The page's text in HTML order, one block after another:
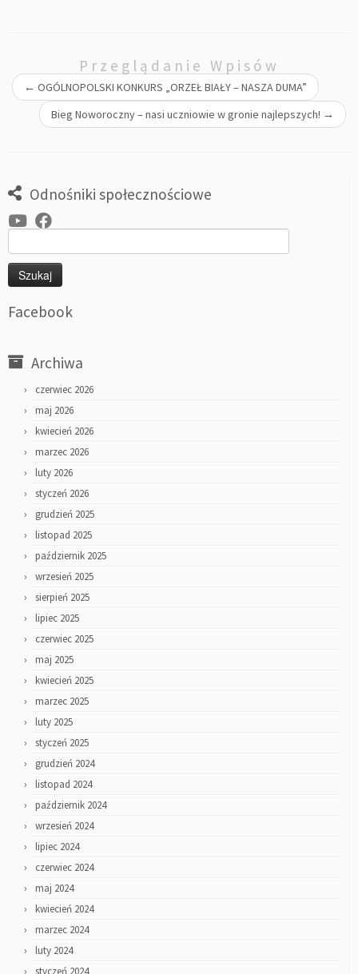
Przeglądanie Wpisów
← OGÓLNOPOLSKI KONKURS „ORZEŁ BIAŁY – NASZA DUMA”
Bieg Noworoczny – nasi uczniowie w gronie najlepszych! →
Odnośniki społecznościowe
Facebook
Archiwa
czerwiec 2026
maj 2026
kwiecień 2026
marzec 2026
luty 2026
styczeń 2026
grudzień 2025
listopad 2025
październik 2025
wrzesień 2025
sierpień 2025
lipiec 2025
czerwiec 2025
maj 2025
kwiecień 2025
marzec 2025
luty 2025
styczeń 2025
grudzień 2024
listopad 2024
październik 2024
wrzesień 2024
lipiec 2024
czerwiec 2024
maj 2024
kwiecień 2024
marzec 2024
luty 2024